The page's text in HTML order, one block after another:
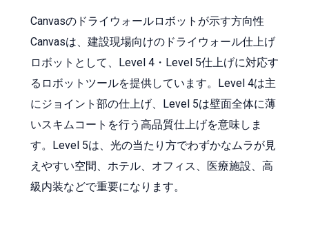
Canvasのドライウォールロボットが示す方向性
Canvasは、建設現場向けのドライウォール仕上げ
ロボットとして、Level 4・Level 5仕上げに対応す
るロボットツールを提供しています。Level 4は主
にジョイント部の仕上げ、Level 5は壁面全体に薄
いスキムコートを行う高品質仕上げを意味しま
す。Level 5は、光の当たり方でわずかなムラが見
えやすい空間、ホテル、オフィス、医療施設、高
級内装などで重要になります。